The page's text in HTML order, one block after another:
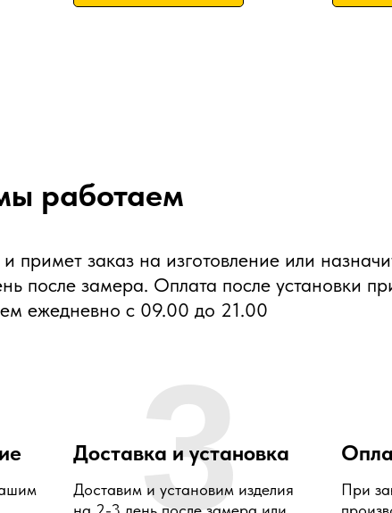
работаем
примет заказ на изготовление или
после замера. Оплата после установки
ежедневно с 09.00 до 21.00
Доставка и установка
Доставим и установим изделия
3
При